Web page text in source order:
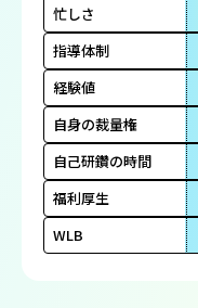
忙しさ
指導体制
経験値
自身の裁量権
自己研鑽の時間
福利厚生
WLB